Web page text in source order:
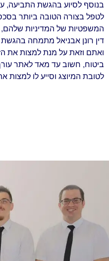
בנוסף לסיוע בהגשת התביעה,
לטפל בצורה הטובה ביותר
המשפטיות של המדיניות שלהם,
דין רונן אבניאל מתמחה
ואתם וזאת על מנת למצות את
ביטוח, חשוב עד מאד לאתר עורך
לטובת המיוצג וסייע לו למצות את